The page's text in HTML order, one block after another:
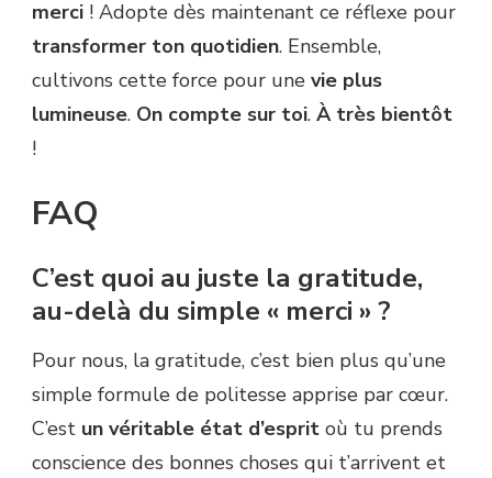
merci ! Adopte dès maintenant ce réflexe pour
transformer ton quotidien. Ensemble,
cultivons cette force pour une vie plus
lumineuse. On compte sur toi. À très bientôt
!
FAQ
C’est quoi au juste la gratitude,
au-delà du simple « merci » ?
Pour nous, la gratitude, c’est bien plus qu’une
simple formule de politesse apprise par cœur.
C’est un véritable état d’esprit où tu prends
conscience des bonnes choses qui t’arrivent et